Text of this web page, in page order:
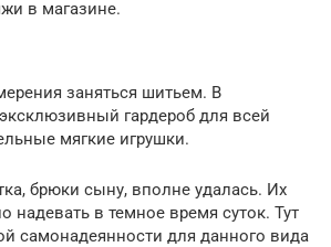
в магазине.
заняться шитьем. В
гардероб для всей
мягкие игрушки.
брюки сыну, вполне удалась. Их
в темное время суток. Тут
самонадеянности для данного вида